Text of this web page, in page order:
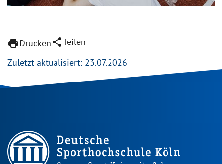
printDruckenshareTeilen
Zuletzt aktualisiert: 23.07.2026